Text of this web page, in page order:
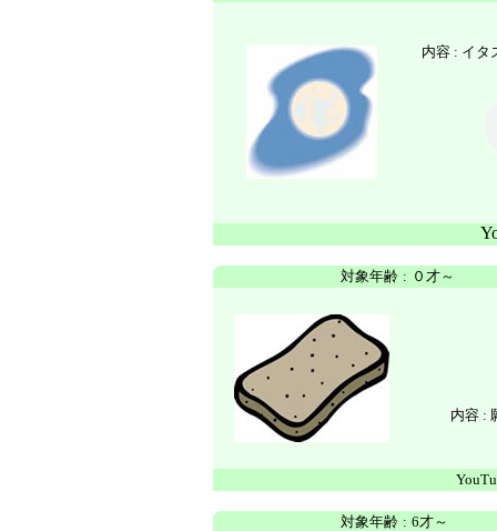
内容 : イタ
対象年齢 : ０才～
内容 :
対象年齢 : 6才～